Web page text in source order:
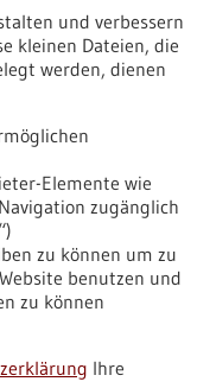
und verbessern
kleinen Dateien, die
werden, dienen
Elemente wie
zugänglich
zu können um zu
benutzen und
zu können
Ihre